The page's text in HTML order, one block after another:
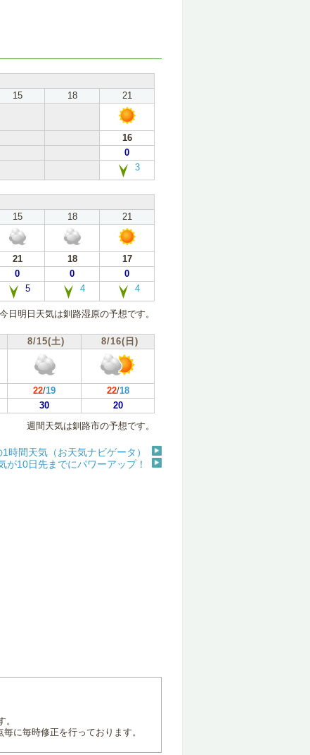
15 18
21
16
0
3
15 18
21
21 18
17
0 0
0
5 4 4
今日明日天気は釧路湿原の予想です。
8/15(土) 8/16(日)
22/19 22/18
30
20
週間天気は釧路市の予想です。
時間天気（お天気ナビゲータ）
が10日先までにパワーアップ！
に毎時修正を行っております。